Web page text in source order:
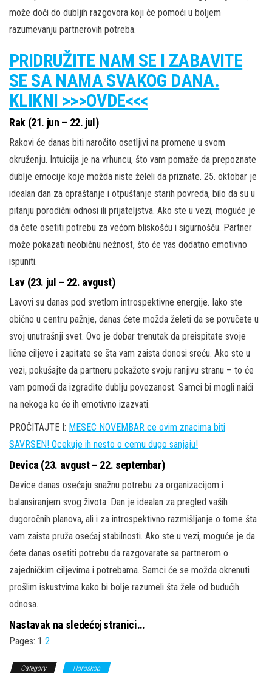
može doći do dubljih razgovora koji će pomoći u boljem
razumevanju partnerovih potreba.
PRIDRUŽITE NAM SE I ZABAVITE
SE SA NAMA SVAKOG DANA.
KLIKNI >>>OVDE<<<
Rak (21. jun – 22. jul)
Rakovi će danas biti naročito osetljivi na promene u svom
okruženju. Intuicija je na vrhuncu, što vam pomaže da prepoznate
dublje emocije koje možda niste želeli da priznate. 25. oktobar je
idealan dan za opraštanje i otpuštanje starih povreda, bilo da su u
pitanju porodični odnosi ili prijateljstva. Ako ste u vezi, moguće je
da ćete osetiti potrebu za većom bliskošću i sigurnošću. Partner
može pokazati neobičnu nežnost, što će vas dodatno emotivno
ispuniti.
Lav (23. jul – 22. avgust)
Lavovi su danas pod svetlom introspektivne energije. Iako ste
obično u centru pažnje, danas ćete možda želeti da se povučete u
svoj unutrašnji svet. Ovo je dobar trenutak da preispitate svoje
lične ciljeve i zapitate se šta vam zaista donosi sreću. Ako ste u
vezi, pokušajte da partneru pokažete svoju ranjivu stranu – to će
vam pomoći da izgradite dublju povezanost. Samci bi mogli naići
na nekoga ko će ih emotivno izazvati.
PROČITAJTE I: MESEC NOVEMBAR ce ovim znacima biti
SAVRSEN! Ocekuje ih nesto o cemu dugo sanjaju!
Devica (23. avgust – 22. septembar)
Device danas osećaju snažnu potrebu za organizacijom i
balansiranjem svog života. Dan je idealan za pregled vaših
dugoročnih planova, ali i za introspektivno razmišljanje o tome šta
vam zaista pruža osećaj stabilnosti. Ako ste u vezi, moguće je da
ćete danas osetiti potrebu da razgovarate sa partnerom o
zajedničkim ciljevima i potrebama. Samci će se možda okrenuti
prošlim iskustvima kako bi bolje razumeli šta žele od budućih
odnosa.
Nastavak na sledećoj stranici…
Pages: 1 2
Category Horoskop